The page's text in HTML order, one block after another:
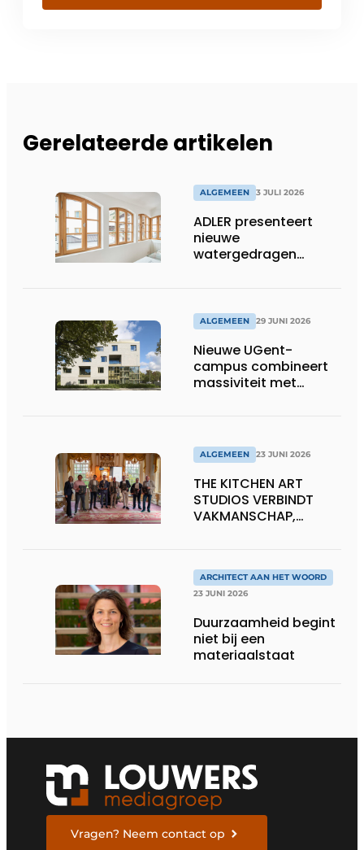
Gerelateerde artikelen
ALGEMEEN 3 JULI 2026
ADLER presenteert
nieuwe
watergedragen
ALGEMEEN 29 JUNI 2026
Nieuwe UGent-
campus combineert
massiviteit met
ALGEMEEN 23 JUNI 2026
THE KITCHEN ART
STUDIOS VERBINDT
VAKMANSCHAP,
DE LEEFKEUKEN VAN DE
TOEKOMST
ARCHITECT AAN HET WOORD
23 JUNI 2026
Duurzaamheid begint
niet bij een
materiaalstaat
Vragen? Neem contact op